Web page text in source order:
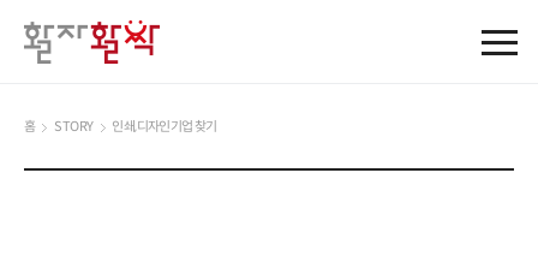
홈 STORY 인쇄,디자인기업 찾기